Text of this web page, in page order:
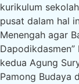
kurikulum
pusat dalam hal
Menengah agar
kedua Agung
Pamong Budaya